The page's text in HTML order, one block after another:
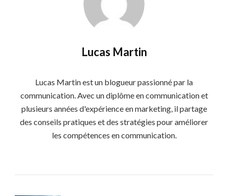
Lucas Martin
Lucas Martin est un blogueur passionné par la
communication. Avec un diplôme en communication et
plusieurs années d'expérience en marketing, il partage
des conseils pratiques et des stratégies pour améliorer
les compétences en communication.